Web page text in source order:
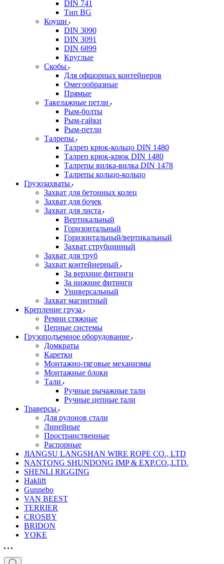
DIN 741
Тип BG
Коуши
DIN 3090
DIN 3091
DIN 6899
Круглые
Скобы
Для офшорных контейнеров
Омегообразные
Прямые
Такелажные петли
Рым-болты
Рым-гайки
Рым-петли
Талрепы
Талреп крюк-кольцо DIN 1480
Талреп крюк-крюк DIN 1480
Талрепы вилка-вилка DIN 1478
Талрепы кольцо-кольцо
Грузозахваты
Захват для бетонных колец
Захват для бочек
Захват для листа
Вертикальный
Горизонтальный
Горизонтальный/вертикальный
Захват струбцинный
Захват для труб
Захват контейнерный
За верхние фитинги
За нижние фитинги
Универсальный
Захват магнитный
Крепление груза
Ремни стяжные
Цепные системы
Грузоподъемное оборудование
Домкраты
Каретки
Монтажно-тяговые механизмы
Монтажные блоки
Тали
Ручные рычажные тали
Ручные цепные тали
Траверсы
Для рулонов стали
Линейные
Пространственные
Распорные
JIANGSU LANGSHAN WIRE ROPE CO., LTD
NANTONG SHUNDONG IMP & EXP.CO.,LTD.
SHENLI RIGGING
Haklift
Gunnebo
VAN BEEST
TERRIER
CROSBY
BRIDON
YOKE